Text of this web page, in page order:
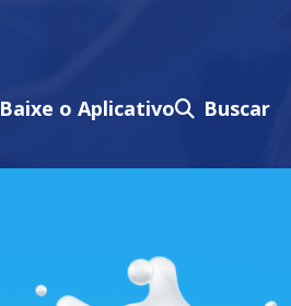
Baixe o Aplicativo Buscar